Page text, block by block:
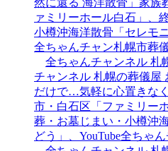
然に還る 海洋散骨」家族
ァミリーホール白石」、
小樽沖海洋散骨「セレモ
全ちゃんチャン札幌市葬
全ちゃんチャンネル 札
チャンネル 札幌の葬儀
だけで…気軽に心置きな
市・白石区「ファミリー
葬・お墓じまい・小樽沖
どう」、YouTube全ちゃ